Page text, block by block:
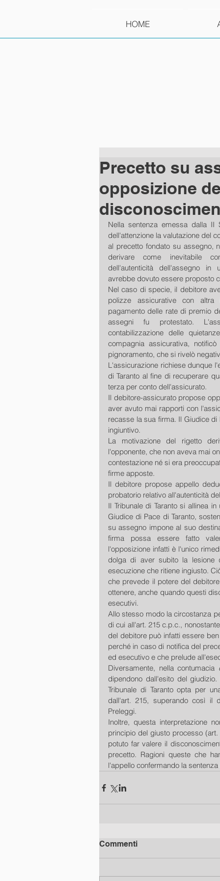
HOME
Precetto su
opposizione
Nella sentenza emessa dalla II
dell'attenzione la valutazione del
al precetto fondato su assegno,
derivare come inevitabile
dell'autenticità dell'assegno in
avrebbe dovuto essere proposto
Nel caso di specie, il debitore
polizze assicurative con
pagamento delle rate di premio
assegni fu protestato.
contabilizzazione delle
compagnia assicurativa,
pignoramento, che si rivelò
L'assicurazione richiese dunque
di Taranto al fine di recuperare
terza per conto dell'assicurato.
Il debitore-assicurato propose
aver avuto mai rapporti con
recasse la sua firma. Il Giudice
ingiuntivo.
La motivazione del rigetto
l'opponente, che non aveva mai
contestazione né si era
firme apposte.
Il debitore propose appello
probatorio relativo all'autenticità
Il Tribunale di Taranto si allinea
Giudice di Pace di Taranto,
su assegno impone al suo
firma possa essere fatto
l'opposizione infatti è l'unico
dolga di aver subito la
esecuzione che ritiene ingiusto.
che prevede il potere del
ottenere, anche quando questi
esecutivi.
Allo stesso modo la circostanza
di cui all'art. 215 c.p.c.,
del debitore può infatti essere
perché in caso di notifica del
ed esecutivo e che prelude
Diversamente, nella contumacia
dipendono dall'esito del
Tribunale di Taranto opta per
dall'art. 215, superando così il
Preleggi.
Inoltre, questa interpretazione
principio del giusto processo
potuto far valere il
precetto. Ragioni queste che
l'appello confermando la
Commenti